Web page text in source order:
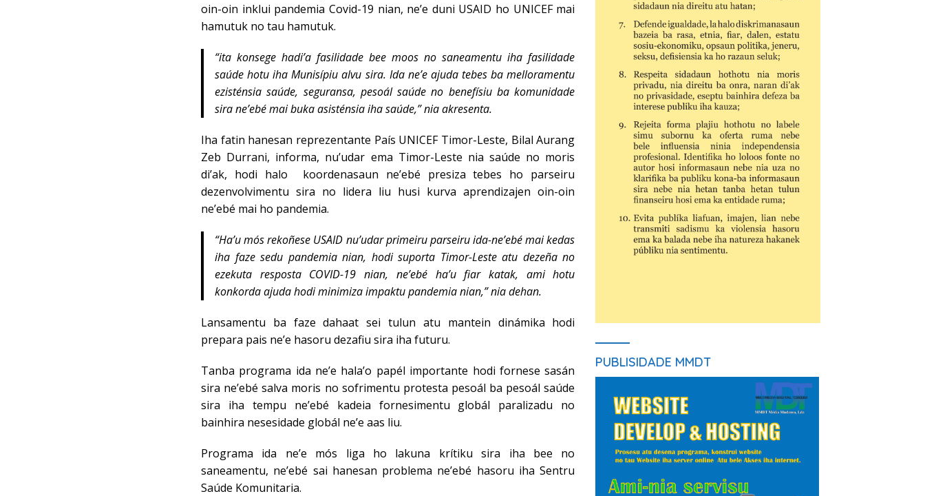
oin-oin inklui pandemia Covid-19 nian, ne’e duni USAID ho UNICEF mai
hamutuk no tau hamutuk.
“ita konsege hadi’a fasilidade bee moos no saneamentu iha fasilidade
saúde hotu iha Munisípiu alvu sira. Ida ne’e ajuda tebes ba melloramentu
ezisténsia saúde, seguransa, pesoál saúde no benefísiu ba komunidade
sira ne’ebé mai buka asisténsia iha saúde,” nia akresenta.
Iha fatin hanesan reprezentante País UNICEF Timor-Leste, Bilal Aurang
Zeb Durrani, informa, nu’udar ema Timor-Leste nia saúde no moris
di’ak, hodi halo koordenasaun ne’ebé presiza tebes ho parseiru
dezenvolvimentu sira no lidera liu husi kurva aprendizajen oin-oin
ne’ebé mai ho pandemia.
“Ha’u mós rekoñese USAID nu’udar primeiru parseiru ida-ne’ebé mai kedas
iha faze sedu pandemia nian, hodi suporta Timor-Leste atu dezeña no
ezekuta resposta COVID-19 nian, ne’ebé ha’u fiar katak, ami hotu
konkorda ajuda hodi minimiza impaktu pandemia nian,” nia dehan.
Lansamentu ba faze dahaat sei tulun atu mantein dinámika hodi
prepara pais ne’e hasoru dezafiu sira iha futuru.
Tanba programa ida ne’e hala’o papél importante hodi fornese sasán
sira ne’ebé salva moris no sofrimentu protesta pesoál ba pesoál saúde
sira iha tempu ne’ebé kadeia fornesimentu globál paralizadu no
bainhira nesesidade globál ne’e aas liu.
Programa ida ne’e mós liga ho lakuna krítiku sira iha bee no
saneamentu, ne’ebé sai hanesan problema ne’ebé hasoru iha Sentru
Saúde Komunitaria.
PUBLISIDADE MMDT